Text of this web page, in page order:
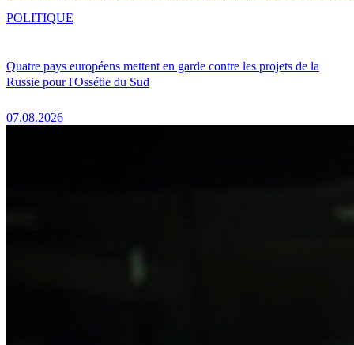
Quatre pays européens mettent en garde contre les projets de la
Russie pour l'Ossétie du Sud
07.08.2026
POLITIQUE